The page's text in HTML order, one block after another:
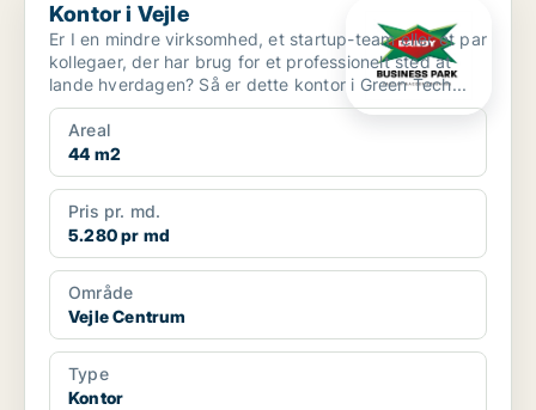
Kontor i Vejle
Er I en mindre virksomhed, et startup-team eller et par
kollegaer, der har brug for et professionelt sted at
lande hverdagen? Så er dette kontor i Green Tech...
Areal
44 m2
Pris pr. md.
5.280 pr md
Område
Vejle Centrum
Type
Kontor